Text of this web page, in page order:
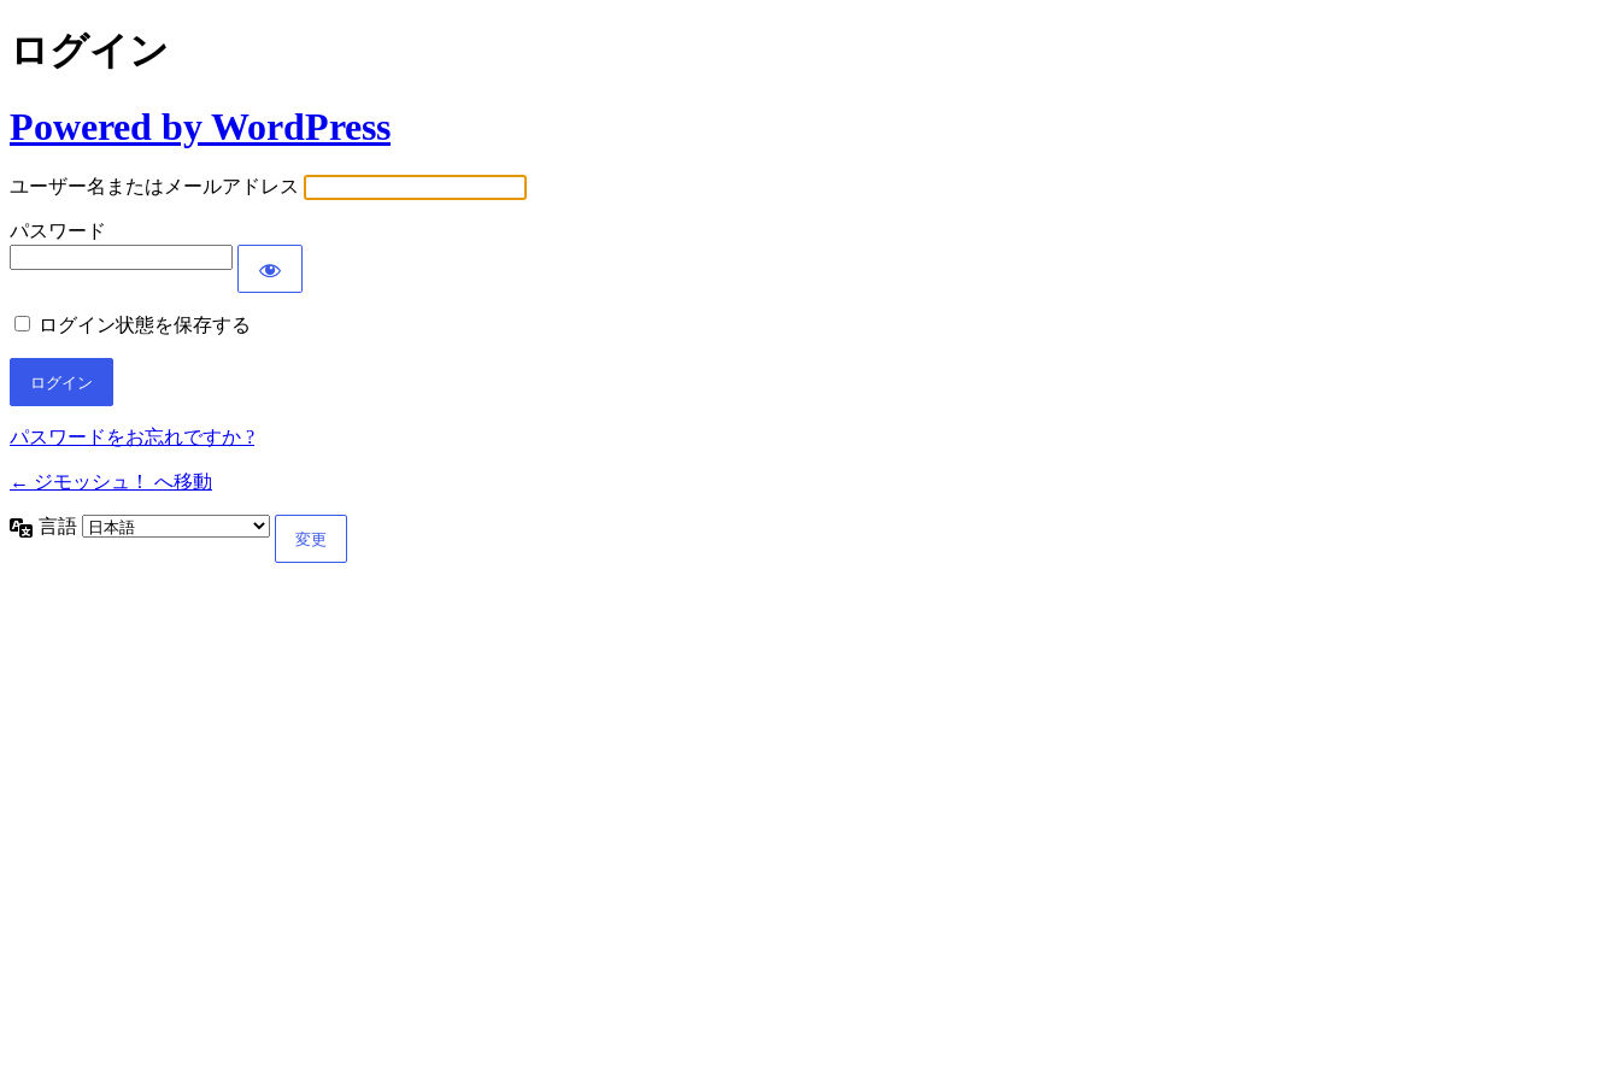
ログイン
Powered by WordPress
ユーザー名またはメールアドレス
パスワード
ログイン状態を保存する
パスワードをお忘れですか ?
← ジモッシュ！ へ移動
言語